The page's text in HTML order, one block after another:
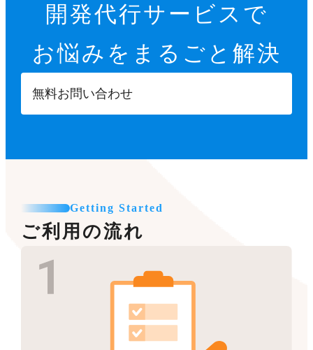
開発代行サービスで
お悩みをまるごと解決
無料お問い合わせ
Getting Started
ご利用の流れ